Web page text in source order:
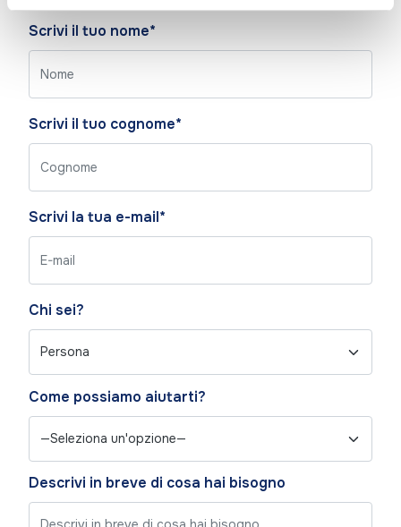
Please
leave
this
field
empty.
Scrivi il tuo nome*
Scrivi il tuo cognome*
Scrivi la tua e-mail*
Chi sei?
Come possiamo aiutarti?
Descrivi in breve di cosa hai bisogno